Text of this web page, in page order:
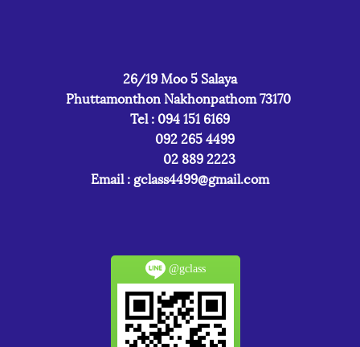
26/19 Moo 5 Salaya
Phuttamonthon Nakhonpathom 73170
Tel : 094 151 6169
092 265 4499
02 889 2223
Email : gclass4499@gmail.com
@gclass